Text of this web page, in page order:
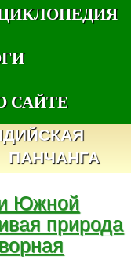
САЙТЕ
ПАНЧАНГА
Южной
природа